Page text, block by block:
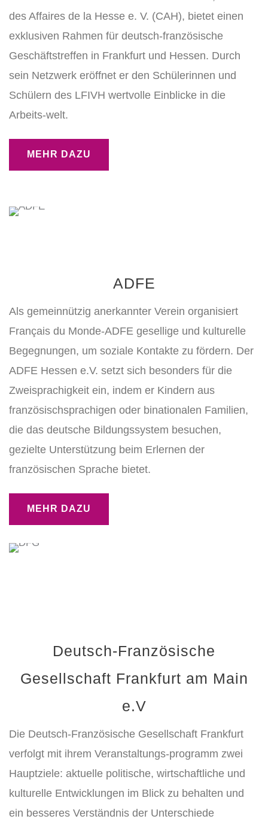
des Affaires de la Hesse e. V. (CAH), bietet einen
exklusiven Rahmen für deutsch-französische
Geschäftstreffen in Frankfurt und Hessen. Durch
sein Netzwerk eröffnet er den Schülerinnen und
Schülern des LFIVH wertvolle Einblicke in die
Arbeits-welt.
MEHR DAZU
ADFE
Als gemeinnützig anerkannter Verein organisiert
Français du Monde-ADFE gesellige und kulturelle
Begegnungen, um soziale Kontakte zu fördern. Der
ADFE Hessen e.V. setzt sich besonders für die
Zweisprachigkeit ein, indem er Kindern aus
französischsprachigen oder binationalen Familien,
die das deutsche Bildungssystem besuchen,
gezielte Unterstützung beim Erlernen der
französischen Sprache bietet.
MEHR DAZU
Deutsch-Französische
Gesellschaft Frankfurt am Main
e.V
Die Deutsch-Französische Gesellschaft Frankfurt
verfolgt mit ihrem Veranstaltungs-programm zwei
Hauptziele: aktuelle politische, wirtschaftliche und
kulturelle Entwicklungen im Blick zu behalten und
ein besseres Verständnis der Unterschiede